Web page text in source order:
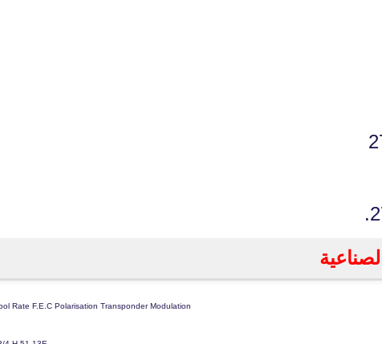
Rate F.E.C Polarisation Transponder Modulation